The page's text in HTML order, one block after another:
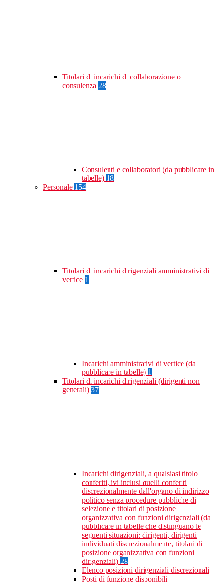
Titolari di incarichi di collaborazione o
consulenza 28
Consulenti e collaboratori (da pubblicare in
tabelle) 18
Personale 154
Titolari di incarichi dirigenziali amministrativi di
vertice 1
Incarichi amministrativi di vertice (da
pubblicare in tabelle) 1
Titolari di incarichi dirigenziali (dirigenti non
generali) 37
Incarichi dirigenziali, a qualsiasi titolo
conferiti, ivi inclusi quelli conferiti
discrezionalmente dall'organo di indirizzo
politico senza procedure pubbliche di
selezione e titolari di posizione
organizzativa con funzioni dirigenziali (da
pubblicare in tabelle che distinguano le
seguenti situazioni: dirigenti, dirigenti
individuati discrezionalmente, titolari di
posizione organizzativa con funzioni
dirigenziali) 28
Elenco posizioni dirigenziali discrezionali
Posti di funzione disponibili